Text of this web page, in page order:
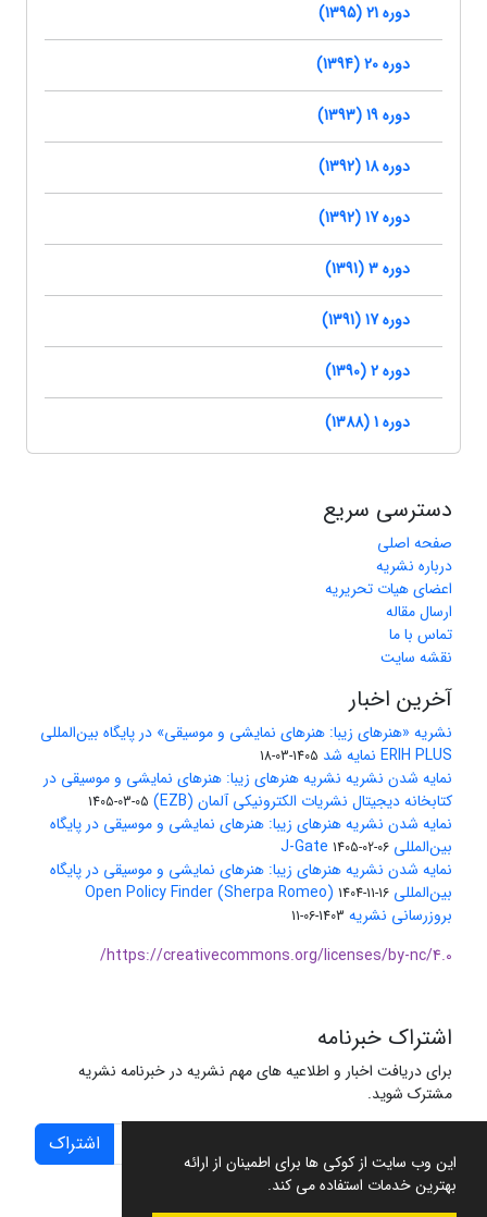
این وب سایت از کوکی ها برای اطمینان از ارائه
بهترین خدمات استفاده می کند.
دوره 21 (1395)
دوره 20 (1394)
دوره 19 (1393)
دوره 18 (1392)
دوره 17 (1392)
دوره 3 (1391)
دوره 17 (1391)
دوره 2 (1390)
دوره 1 (1388)
دسترسی سریع
صفحه اصلی
درباره نشریه
اعضای هیات تحریریه
ارسال مقاله
تماس با ما
نقشه سایت
آخرین اخبار
نشریه «هنرهای زیبا: هنرهای نمایشی و موسیقی» در پایگاه بین‌المللی
ERIH PLUS نمایه شد
1405-03-18
نمایه شدن نشریه نشریه هنرهای زیبا: هنرهای نمایشی و موسیقی در
کتابخانه دیجیتال نشریات الکترونیکی آلمان (EZB)
1405-03-05
نمایه شدن نشریه هنرهای زیبا: هنرهای نمایشی و موسیقی در پایگاه
بین‌المللی J-Gate 1405-02-06
نمایه شدن نشریه هنرهای زیبا: هنرهای نمایشی و موسیقی در پایگاه
بین‌المللی Open Policy Finder (Sherpa Romeo) 1404-11-16
بروزرسانی نشریه 1403-06-11
https://creativecommons.org/licenses/by-nc/4.0/
اشتراک خبرنامه
برای دریافت اخبار و اطلاعیه های مهم نشریه در خبرنامه نشریه
مشترک شوید.
اشتراک